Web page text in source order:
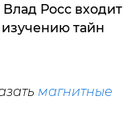
Росс входит
тайн
магнитные